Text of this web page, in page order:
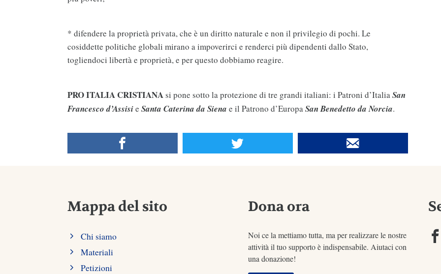
* difendere la proprietà privata, che è un diritto naturale e non il privilegio di pochi. Le
cosiddette politiche globali mirano a impoverirci e renderci più dipendenti dallo Stato,
togliendoci libertà e proprietà, e per questo dobbiamo reagire.
PRO ITALIA CRISTIANAsi pone sotto la protezione di tre grandi italiani: i Patroni d’ItaliaSan
Francesco d’Assisie Santa Caterina da Siena e il Patrono d’EuropaSan Benedetto da Norcia.
Mappa del sito
Chi siamo
Materiali
Petizioni
Dona ora
Noi ce la mettiamo tutta, ma per realizzare le nostre
attività il tuo supporto è indispensabile. Aiutaci con
una donazione!